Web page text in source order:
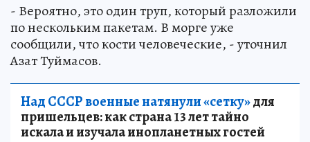
- Вероятно, это один труп, который разложили
по нескольким пакетам. В морге уже
сообщили, что кости человеческие, - уточнил
Азат Туймасов.
Над СССР военные натянули «сетку»для
пришельцев: как страна 13 лет тайно
искала и изучала инопланетных гостей